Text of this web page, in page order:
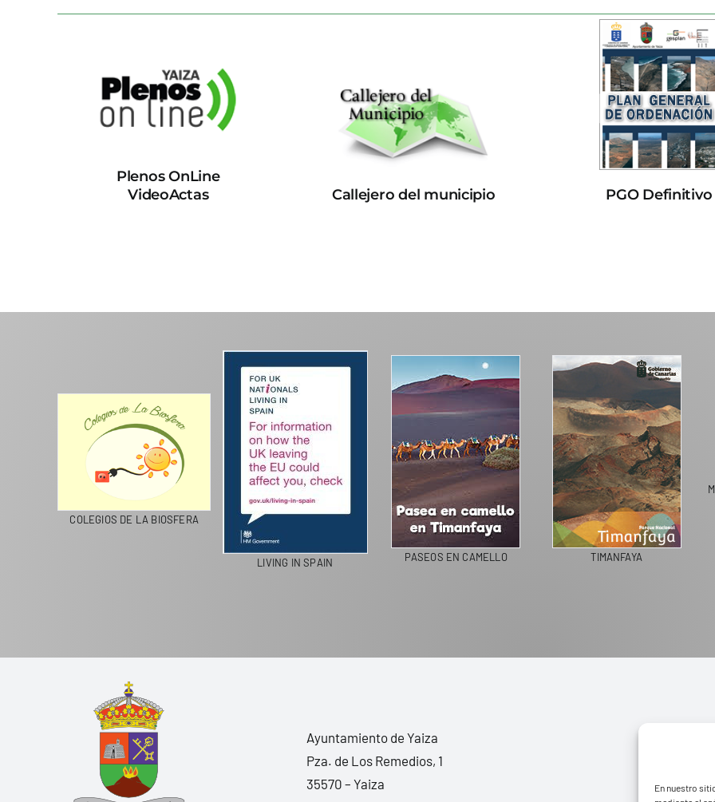
En nuestro
Plenos OnLine
VideoActas
Callejero del municipio PGO Definitivo
RECICLA
COLEGIOS DE LA BIOSFERA
LIVING IN SPAIN PASEOS EN CAMELLO
Ayuntamiento de Yaiza
Pza. de Los Remedios, 1
35570 – Yaiza